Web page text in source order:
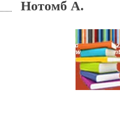
Нотомб А.